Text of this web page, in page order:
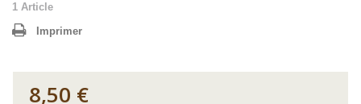
1 Article
Imprimer
8,50 €